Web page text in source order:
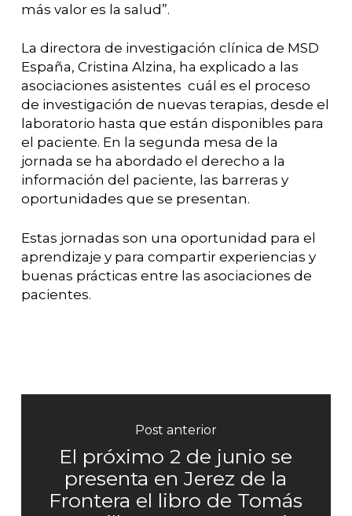
más valor es la salud”.
La directora de investigación clínica de MSD
España, Cristina Alzina, ha explicado a las
asociaciones asistentes cuál es el proceso
de investigación de nuevas terapias, desde el
laboratorio hasta que están disponibles para
el paciente. En la segunda mesa de la
jornada se ha abordado el derecho a la
información del paciente, las barreras y
oportunidades que se presentan.
Estas jornadas son una oportunidad para el
aprendizaje y para compartir experiencias y
buenas prácticas entre las asociaciones de
pacientes.
Post anterior
El próximo 2 de junio se
presenta en Jerez de la
Frontera el libro de Tomás